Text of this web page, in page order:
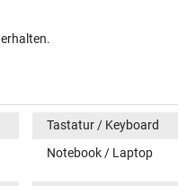
Tastatur / Keyboard
Notebook / Laptop